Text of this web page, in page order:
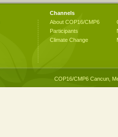
Channels
About COP16/CMP6
Participants
Climate Change
COP16/CMP6 Cancun,